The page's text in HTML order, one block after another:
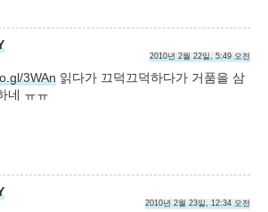
2010년 2월 22일, 5:49 오전
3WAn 읽다가 끄덕끄덕하다가 거품을 삼
네 ㅠㅠ
2010년 2월 23일, 12:34 오전